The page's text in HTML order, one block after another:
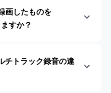
画したものを
すか？
トラック録音の違